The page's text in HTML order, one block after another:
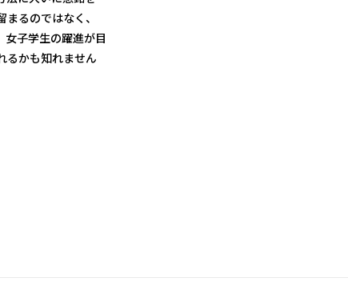
るのではなく、
子学生の躍進が目
るかも知れません